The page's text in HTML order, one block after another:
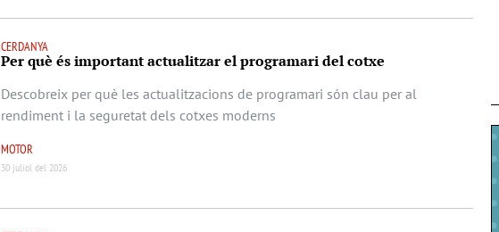
CERDANYA
Per què és important actualitzar el programari del cotxe
Descobreix per què les actualitzacions de programari són clau per al
rendiment i la seguretat dels cotxes moderns
MOTOR
30 juliol del 2026